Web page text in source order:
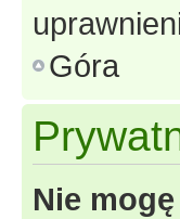
Góra
Nie